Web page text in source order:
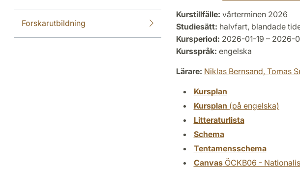
Forskarutbildning
Kurstillfälle: vårterminen 2026
Studiesätt: halvfart, blandade
Kursperiod: 2026-01-19 – 2026-
Kursspråk: engelska
Lärare: Niklas Bernsand, Tomas
Kursplan
Kursplan (på engelska)
Litteraturlista
Schema
Tentamensschema
CanvasÖCKB06 -